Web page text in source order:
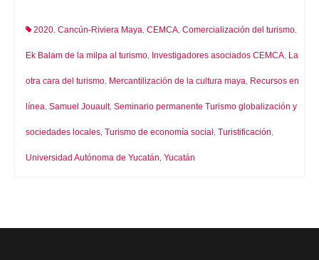
2020, Cancún-Riviera Maya, CEMCA, Comercialización del turismo,
Ek Balam de la milpa al turismo, Investigadores asociados CEMCA, La
otra cara del turismo, Mercantilización de la cultura maya, Recursos en
línea, Samuel Jouault, Seminario permanente Turismo globalización y
sociedades locales, Turismo de economía social , Turistificación,
Universidad Autónoma de Yucatán, Yucatán